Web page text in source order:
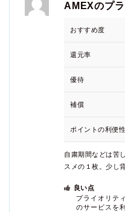
AMEXのプ
おすすめ度
還元率
優待
補償
ポイントの利便性
自粛期間などは苦
スメの１枚。少し
良い点
プライオリテ
のサービスを